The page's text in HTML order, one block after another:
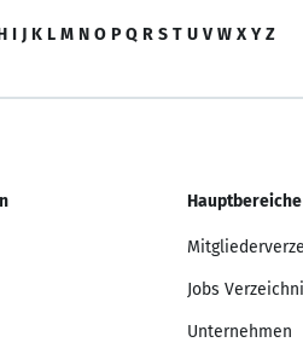
I J K L M N O P Q R S T U V W X Y Z
Hauptbereiche
Jobs
Unternehmen